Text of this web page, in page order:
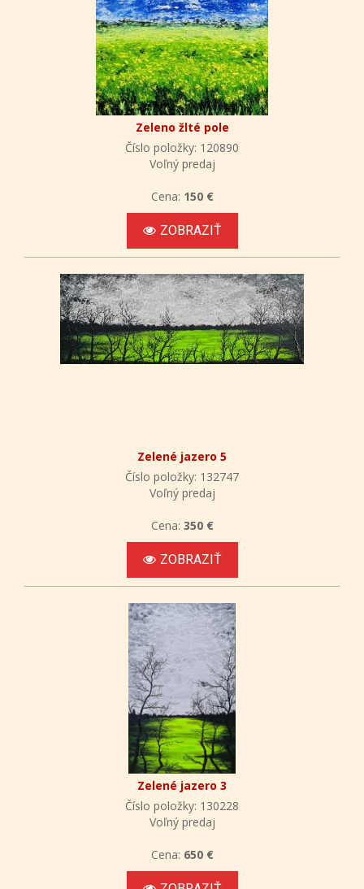
Zeleno žlté pole
Číslo položky: 120890
Voľný predaj
Cena: 150 €
ZOBRAZIŤ
Zelené jazero 5
Číslo položky: 132747
Voľný predaj
Cena: 350 €
ZOBRAZIŤ
Zelené jazero 3
Číslo položky: 130228
Voľný predaj
Cena: 650 €